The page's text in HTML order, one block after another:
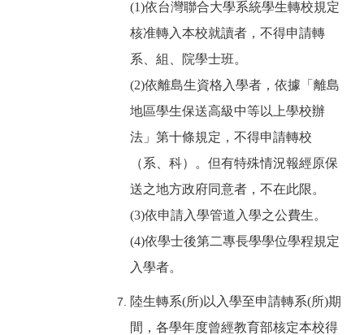
(1)依台灣聯合大學系統學生轉校規定
核准轉入本校就讀者，不得申請轉
系、組、院學士班。
(2)依離島生資格入學者，依據「離島
地區學生保送高級中等以上學校辦
法」第十條規定，不得申請轉校
（系、科）。但有特殊情況報經原保
送之地方政府同意者，不在此限。
(3)依申請入學管道入學之公費生。
(4)依學士後第二專長學學位學程規定
入學者。
陸生轉系(所)以入學至申請轉系(所)期
間，各學年度曾經教育部核定本校得